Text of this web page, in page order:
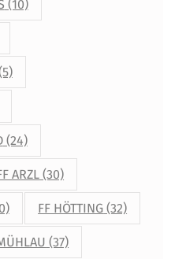
(10)
(24)
ARZL (30)
FF HÖTTING (32)
(37)